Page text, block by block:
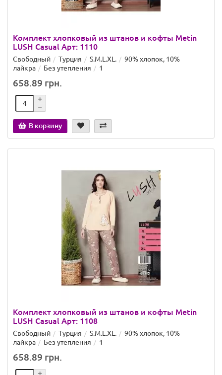
Комплект хлопковый из штанов и кофты Metin
LUSH Casual Арт: 1110
Свободный Турция S.M.L.XL.
90% хлопок, 10%
лайкра
Без утепления 1
658.89 грн.
В корзину
Комплект хлопковый из штанов и кофты Metin
LUSH Casual Арт: 1108
Свободный Турция S.M.L.XL.
90% хлопок, 10%
лайкра
Без утепления 1
658.89 грн.